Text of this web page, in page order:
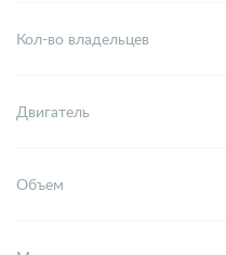
Кол-во владельцев
Двигатель
Объем